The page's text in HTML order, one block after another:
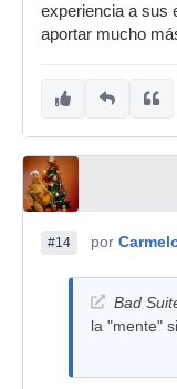
experiencia a sus
aportar mucho
#14 por
Bad
la "mente"